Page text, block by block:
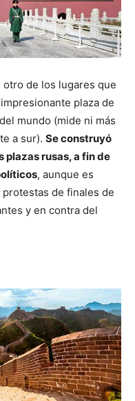
otro de los lugares que
plaza de
mundo (mide ni más
a sur). Se construyó
plazas rusas, a fin de
, aunque es
de finales de
y en contra del